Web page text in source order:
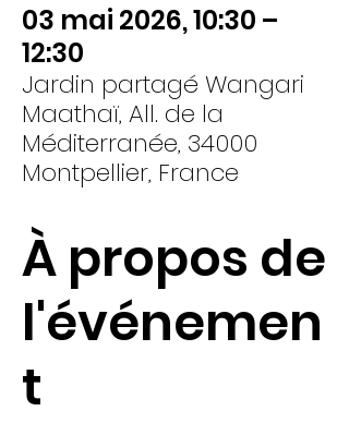
03 mai 2026, 10:30 –
12:30
Jardin partagé Wangari
Maathaï, All. de la
Méditerranée, 34000
Montpellier, France
À propos de
l'événemen
t